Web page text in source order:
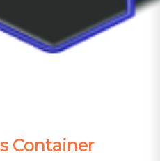
Container